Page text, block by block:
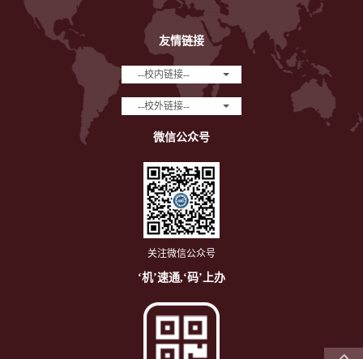
友情链接
--校内链接--
--校外链接--
微信公众号
关注微信公众号
‘机’速通,‘码’上办